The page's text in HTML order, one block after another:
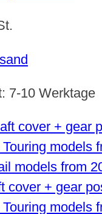
7-10 Werktage
cover + gear
models